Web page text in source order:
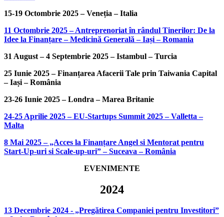
15-19 Octombrie 2025 – Veneția – Italia
11 Octombrie 2025 – Antreprenoriat în rândul Tinerilor: De la
Idee la Finanțare – Medicină Generală – Iași – Romania
31 August – 4 Septembrie 2025 – Istambul – Turcia
25 Iunie 2025 – Finanțarea Afacerii Tale prin Taiwania Capital
– Iași – România
23-26 Iunie 2025 – Londra – Marea Britanie
24-25 Aprilie 2025 – EU-Startups Summit 2025 – Valletta –
Malta
8 Mai 2025 – „Acces la Finanțare Angel si Mentorat pentru
Start-Up-uri si Scale-up-uri” – Suceava – România
EVENIMENTE
2024
13 Decembrie 2024 - „Pregătirea Companiei pentru Investitori”